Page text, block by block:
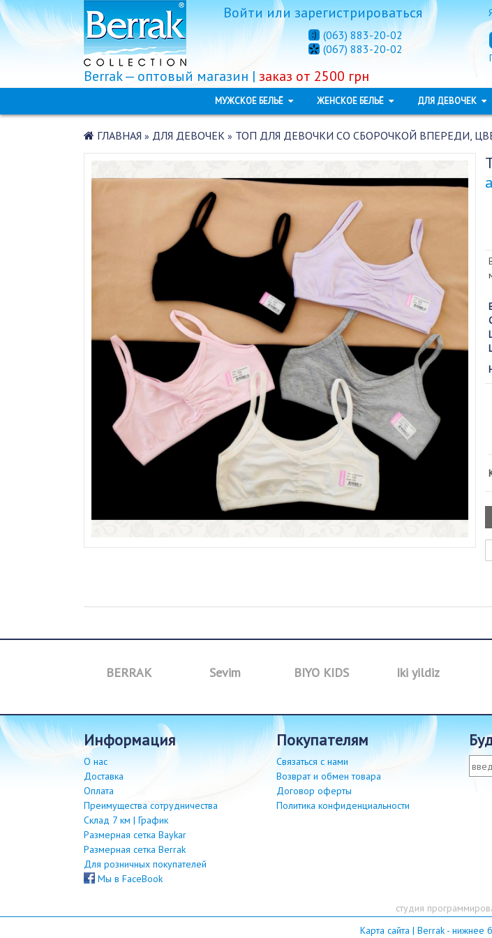
Войтиилизарегистрироваться
(063) 883-20-02
(067) 883-20-02
Berrak — оптовый магазин | заказ от 2500 грн
МУЖСКОЕ БЕЛЬЁ ЖЕНСКОЕ БЕЛЬЁ ДЛЯ ДЕВОЧЕК
ГЛАВНАЯ » ДЛЯ ДЕВОЧЕК» ТОП ДЛЯ ДЕВОЧКИ СО СБОРОЧКОЙ ВПЕРЕДИ,
BERRAK Sevim BIYO KIDS Iki yildiz
информация
О нас
Доставка
Оплата
Преимущества сотрудничества
Склад 7 км | График
Размерная сетка Baykar
Размерная сетка Berrak
Для розничных покупателей
Мы в FaceBook
покупателям
Связаться с нами
Возврат и обмен товара
Договор оферты
Политика конфиденциальности
студия
Карта сайта | Berrak - нижнее